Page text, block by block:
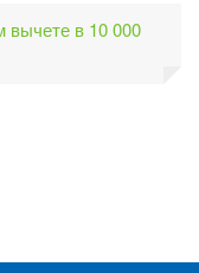
вычете в 10 000